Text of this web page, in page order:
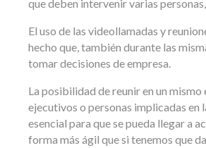
que deben intervenir varias
El uso de las videollamadas y
hecho que, también durante las
tomar decisiones de empresa.
La posibilidad de reunir en un mismo
ejecutivos o personas implicadas en
esencial para que se pueda llegar a
forma más ágil que si tenemos que